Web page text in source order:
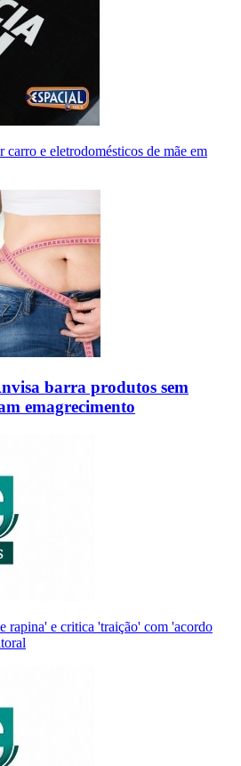
carro e eletrodomésticos de mãe em
barra produtos sem
emagrecimento
rapina' e critica 'traição' com 'acordo